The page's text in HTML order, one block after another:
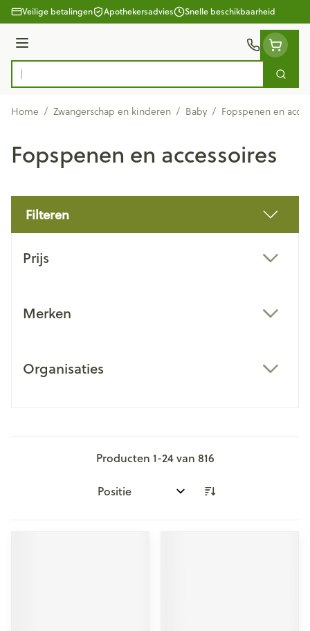
Ga naar de inhoud
Veilige betalingen Apothekersadvies Snelle beschikbaarheid
Menu
Product, merk, categorie...
Zoek
Home / Zwangerschap en kinderen / Baby / Fopspenen en
Fopspenen en accessoires
Filteren
Prijs
Merken
Organisaties
Producten 1-24van 816
Sorteer op: